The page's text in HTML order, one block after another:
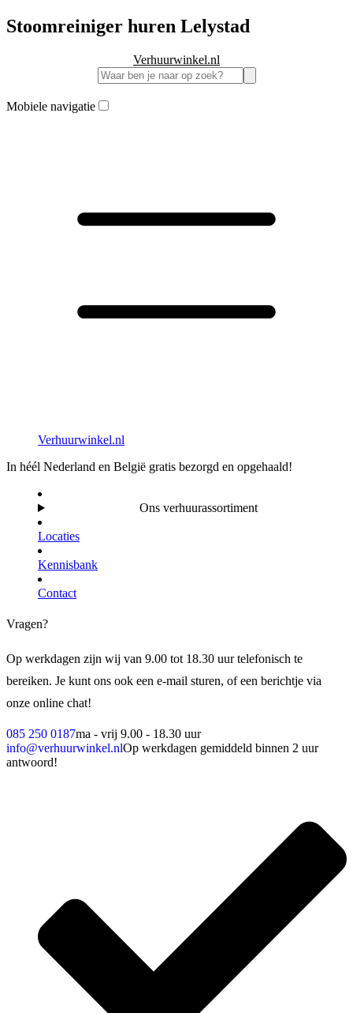
Stoomreiniger huren Lelystad
Verhuurwinkel.nl
Mobiele navigatie
Verhuurwinkel.nl
In héél Nederland en België gratis bezorgd en opgehaald!
Ons verhuurassortiment
Locaties
Kennisbank
Contact
Vragen?
Op werkdagen zijn wij van 9.00 tot 18.30 uur telefonisch te
bereiken. Je kunt ons ook een e-mail sturen, of een berichtje via
onze online chat!
085 250 0187ma - vrij 9.00 - 18.30 uur
info@verhuurwinkel.nlOp werkdagen gemiddeld binnen 2 uur
antwoord!